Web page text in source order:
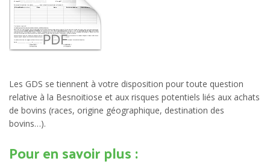
Les GDS se tiennent à votre disposition pour toute question
relative à la Besnoitiose et aux risques potentiels liés aux achats
de bovins (races, origine géographique, destination des
bovins…).
Pour en savoir plus :